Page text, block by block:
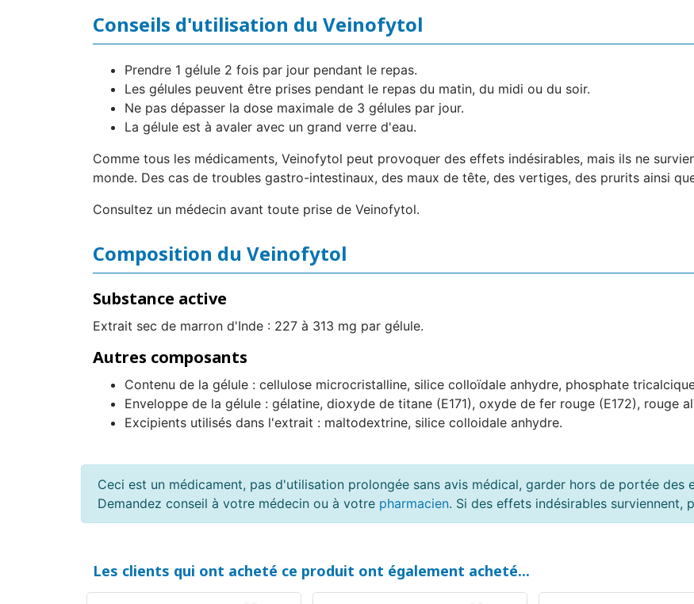
Conseils d'utilisation du Veinofytol
Prendre 1 gélule 2 fois par jour pendant le repas.
Les gélules peuvent être prises pendant le repas du matin, du midi ou du soir.
Ne pas dépasser la dose maximale de 3 gélules par jour.
La gélule est à avaler avec un grand verre d'eau.
Comme tous les médicaments, Veinofytol peut provoquer des effets indésirables, mais ils ne
monde. Des cas de troubles gastro-intestinaux, des maux de tête, des vertiges, des prurits ainsi
Consultez un médecin avant toute prise de Veinofytol.
Composition du Veinofytol
Substance active
Extrait sec de marron d'Inde : 227 à 313 mg par gélule.
Autres composants
Contenu de la gélule : cellulose microcristalline, silice colloïdale anhydre, phosphate
Enveloppe de la gélule : gélatine, dioxyde de titane (E171), oxyde de fer rouge (E172), rouge
Excipients utilisés dans l'extrait : maltodextrine, silice colloidale anhydre.
Ceci est un médicament, pas d'utilisation prolongée sans avis médical, garder hors de portée des
Demandez conseil à votre médecin ou à votre pharmacien. Si des effets indésirables surviennent,
Les clients qui ont acheté ce produit ont également acheté...